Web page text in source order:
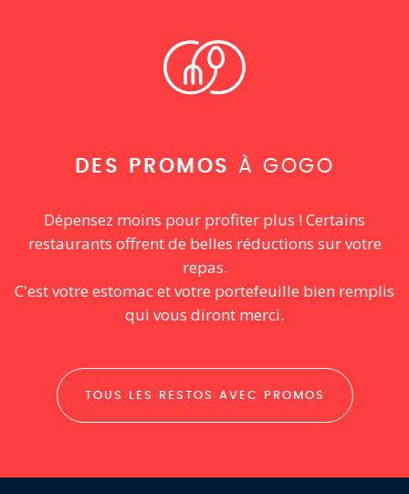
DES PROMOS À GOGO
Dépensez moins pour profiter plus ! Certains
restaurants offrent de belles réductions sur votre
repas.
C'est votre estomac et votre portefeuille bien remplis
qui vous diront merci.
TOUS LES RESTOS AVEC PROMOS